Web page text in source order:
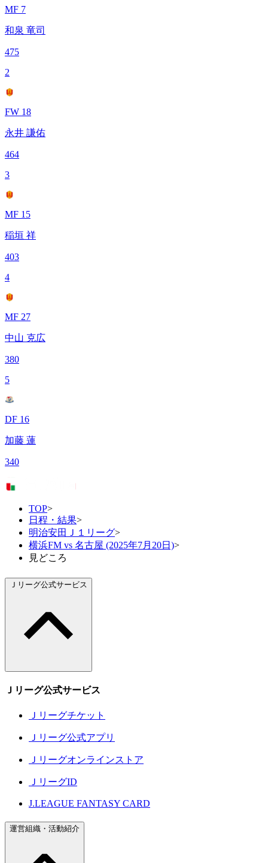
MF 7
和泉 竜司
475
2
FW 18
永井 謙佑
464
3
MF 15
稲垣 祥
403
4
MF 27
中山 克広
380
5
DF 16
加藤 蓮
340
TOP>
日程・結果>
明治安田Ｊ１リーグ>
横浜FM vs 名古屋 (2025年7月20日)>
見どころ
Ｊリーグ公式サービス
Ｊリーグ公式サービス
Ｊリーグチケット
Ｊリーグ公式アプリ
Ｊリーグオンラインストア
ＪリーグID
J.LEAGUE FANTASY CARD
運営組織・活動紹介